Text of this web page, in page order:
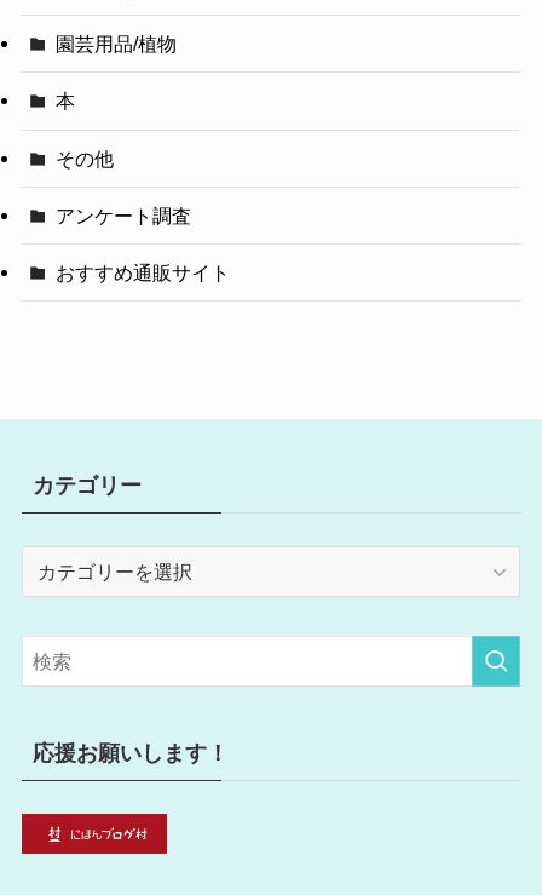
園芸用品/植物
本
その他
アンケート調査
おすすめ通販サイト
カテゴリー
リ
ー
応援お願いします！